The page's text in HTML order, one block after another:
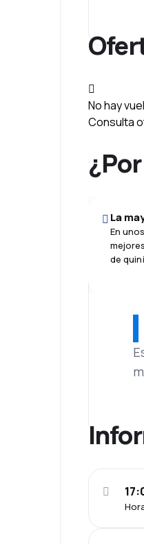
No hay
Consulta
La
En
de